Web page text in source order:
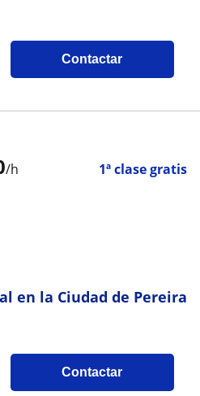
Contactar
/h 1ª clase gratis
en la Ciudad de Pereira
Contactar